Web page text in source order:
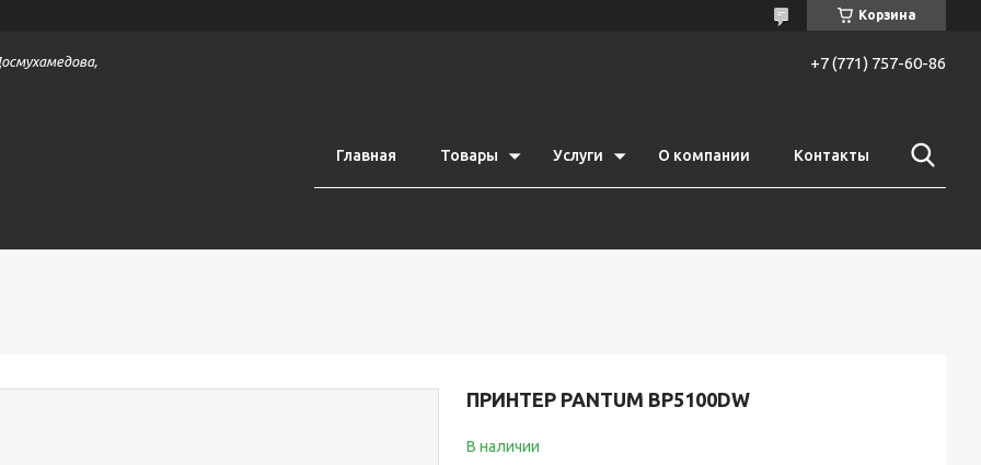
Корзина
+7 (771) 757-60-86
Главная Товары Услуги О компании Контакты
ПРИНТЕР PANTUM BP5100DW
В наличии